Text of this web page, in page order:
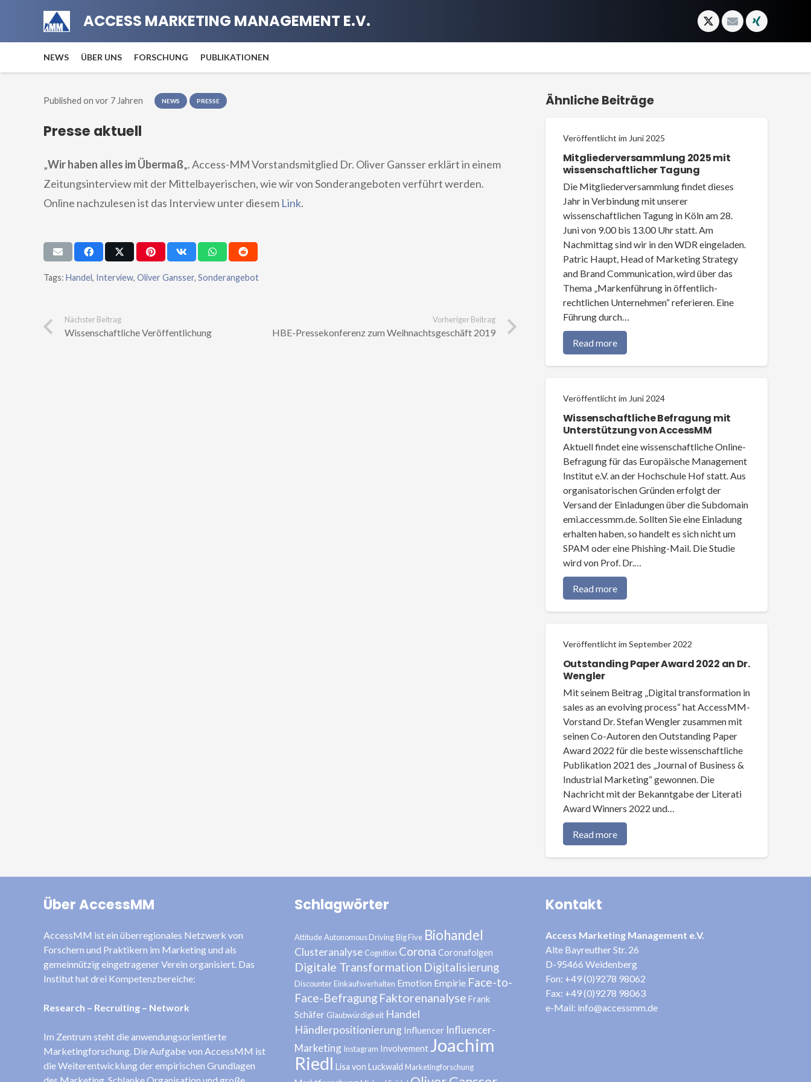
ACCESS MARKETING MANAGEMENT E.V.
NEWS ÜBER UNS FORSCHUNG PUBLIKATIONEN
Published on vor 7 Jahren NEWS PRESSE
Presse aktuell
„Wir haben alles im Übermaß„. Access-MM Vorstandsmitglied Dr. Oliver Gansser erklärt in einem
Zeitungsinterview mit der Mittelbayerischen, wie wir von Sonderangeboten verführt werden.
Online nachzulesen ist das Interview unter diesem Link.
Tags: Handel, Interview, Oliver Gansser, Sonderangebot
Nächster Beitrag
Wissenschaftliche Veröffentlichung
Vorheriger Beitrag
HBE-Pressekonferenz zum Weihnachtsgeschäft 2019
Ähnliche Beiträge
Veröffentlicht im Juni 2025
Mitgliederversammlung 2025 mit
wissenschaftlicher Tagung
Die Mitgliederversammlung findet dieses
Jahr in Verbindung mit unserer
wissenschaftlichen Tagung in Köln am 28.
Juni von 9.00 bis 13.00 Uhr statt. Am
Nachmittag sind wir in den WDR eingeladen.
Patric Haupt, Head of Marketing Strategy
and Brand Communication, wird über das
Thema „Markenführung in öffentlich-
rechtlichen Unternehmen“ referieren. Eine
Führung durch…
Read more
Veröffentlicht im Juni 2024
Wissenschaftliche Befragung mit
Unterstützung von AccessMM
Aktuell findet eine wissenschaftliche Online-
Befragung für das Europäische Management
Institut e.V. an der Hochschule Hof statt. Aus
organisatorischen Gründen erfolgt der
Versand der Einladungen über die Subdomain
emi.accessmm.de. Sollten Sie eine Einladung
erhalten haben, so handelt es sich nicht um
SPAM oder eine Phishing-Mail. Die Studie
wird von Prof. Dr.…
Read more
Veröffentlicht im September 2022
Outstanding Paper Award 2022 an Dr.
Wengler
Mit seinem Beitrag „Digital transformation in
sales as an evolving process“ hat AccessMM-
Vorstand Dr. Stefan Wengler zusammen mit
seinen Co-Autoren den Outstanding Paper
Award 2022 für die beste wissenschaftliche
Publikation 2021 des „Journal of Business &
Industrial Marketing“ gewonnen. Die
Nachricht mit der Bekanntgabe der Literati
Award Winners 2022 und…
Read more
Über AccessMM
AccessMM ist ein überregionales Netzwerk von
Forschern und Praktikern im Marketing und als
gemeinnützig eingetragener Verein organisiert. Das
Institut hat drei Kompetenzbereiche:
Research – Recruiting – Network
Im Zentrum steht die anwendungsorientierte
Marketingforschung. Die Aufgabe von AccessMM ist
die Weiterentwicklung der empirischen Grundlagen
Schlagwörter
AttitudeAutonomous Driving Big Five Biohandel
Clusteranalyse Cognition Corona Coronafolgen
Digitale Transformation Digitalisierung
Discounter Einkaufsverhalten Emotion Empirie Face-to-
Face-Befragung Faktorenanalyse Frank
Schäfer Glaubwürdigkeit Handel
Händlerpositionierung Influencer Influencer-
Marketing Instagram InvolvementJoachim
Riedl Lisa von Luckwald Marketingforschung
Kontakt
Access Marketing Management e.V.
Alte Bayreuther Str. 26
D-95466 Weidenberg
Fon: +49 (0)9278 98062
Fax: +49 (0)9278 98063
e-Mail: info@accessmm.de